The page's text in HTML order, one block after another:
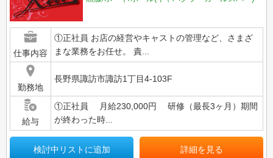
仕事内容
①正社員 お店の経営やキャストの管理など、さまざ
まな業務をお任せ。 責...
勤務地
長野県諏訪市諏訪1丁目4-103F
給与
①正社員 月給230,000円 研修（最長3ヶ月）期間
が終わった時...
検討中リストに追加 詳細を見る